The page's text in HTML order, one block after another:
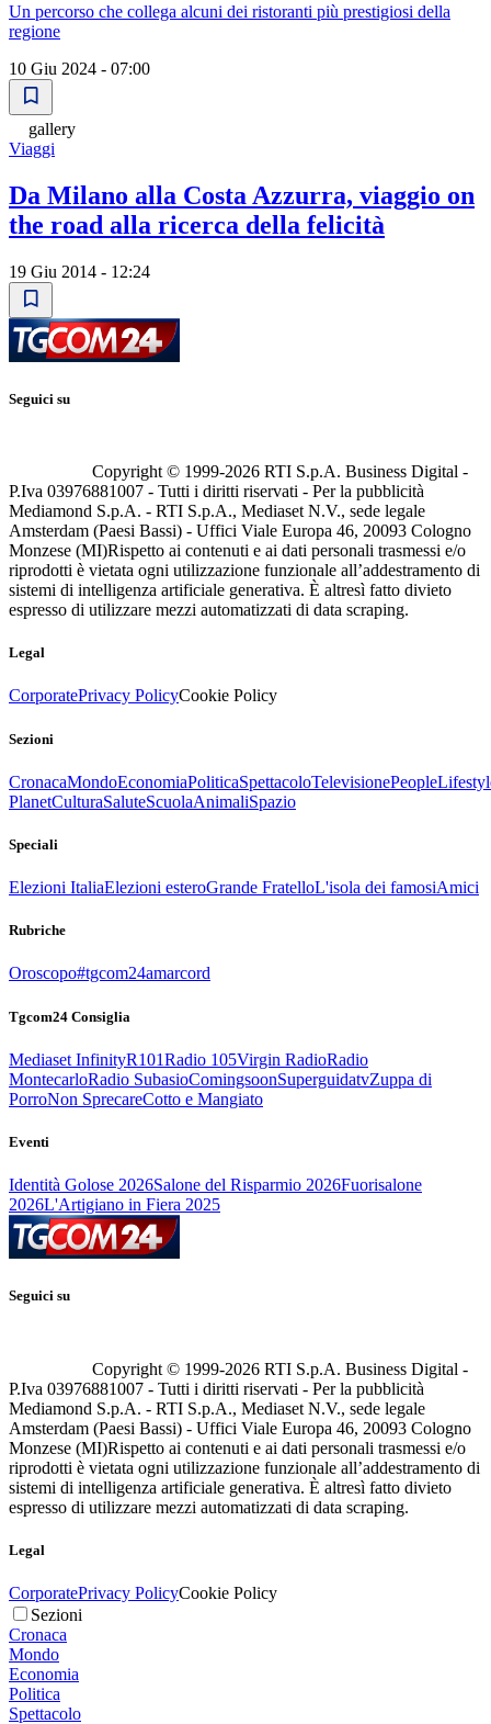
Un percorso che collega alcuni dei ristoranti più prestigiosi della
regione
10 Giu 2024 - 07:00
gallery
Viaggi
Da Milano alla Costa Azzurra, viaggio on
the road alla ricerca della felicità
19 Giu 2014 - 12:24
Seguici su
Copyright © 1999-2026 RTI S.p.A. Business Digital -
P.Iva 03976881007 - Tutti i diritti riservati - Per la pubblicità
Mediamond S.p.A. - RTI S.p.A., Mediaset N.V., sede legale
Amsterdam (Paesi Bassi) - Uffici Viale Europa 46, 20093 Cologno
Monzese (MI)Rispetto ai contenuti e ai dati personali trasmessi e/o
riprodotti è vietata ogni utilizzazione funzionale all’addestramento di
sistemi di intelligenza artificiale generativa. È altresì fatto divieto
espresso di utilizzare mezzi automatizzati di data scraping.
Legal
CorporatePrivacy PolicyCookie Policy
Sezioni
CronacaMondoEconomiaPoliticaSpettacoloTelevisionePeople
PlanetCulturaSaluteScuolaAnimaliSpazio
Speciali
Elezioni ItaliaElezioni esteroGrande FratelloL'isola dei famosiAmici
Rubriche
Oroscopo#tgcom24amarcord
Tgcom24 Consiglia
Mediaset InfinityR101Radio 105Virgin RadioRadio
MontecarloRadio SubasioComingsoonSuperguidatvZuppa di
PorroNon SprecareCotto e Mangiato
Eventi
Identità Golose 2026Salone del Risparmio 2026Fuorisalone
2026L'Artigiano in Fiera 2025
Seguici su
Copyright © 1999-2026 RTI S.p.A. Business Digital -
P.Iva 03976881007 - Tutti i diritti riservati - Per la pubblicità
Mediamond S.p.A. - RTI S.p.A., Mediaset N.V., sede legale
Amsterdam (Paesi Bassi) - Uffici Viale Europa 46, 20093 Cologno
Monzese (MI)Rispetto ai contenuti e ai dati personali trasmessi e/o
riprodotti è vietata ogni utilizzazione funzionale all’addestramento di
sistemi di intelligenza artificiale generativa. È altresì fatto divieto
espresso di utilizzare mezzi automatizzati di data scraping.
Legal
CorporatePrivacy PolicyCookie Policy
Sezioni
Cronaca
Mondo
Economia
Politica
Spettacolo